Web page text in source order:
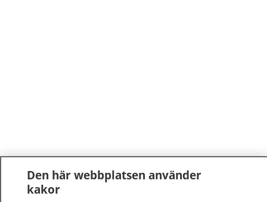
Den här webbplatsen använder
kakor